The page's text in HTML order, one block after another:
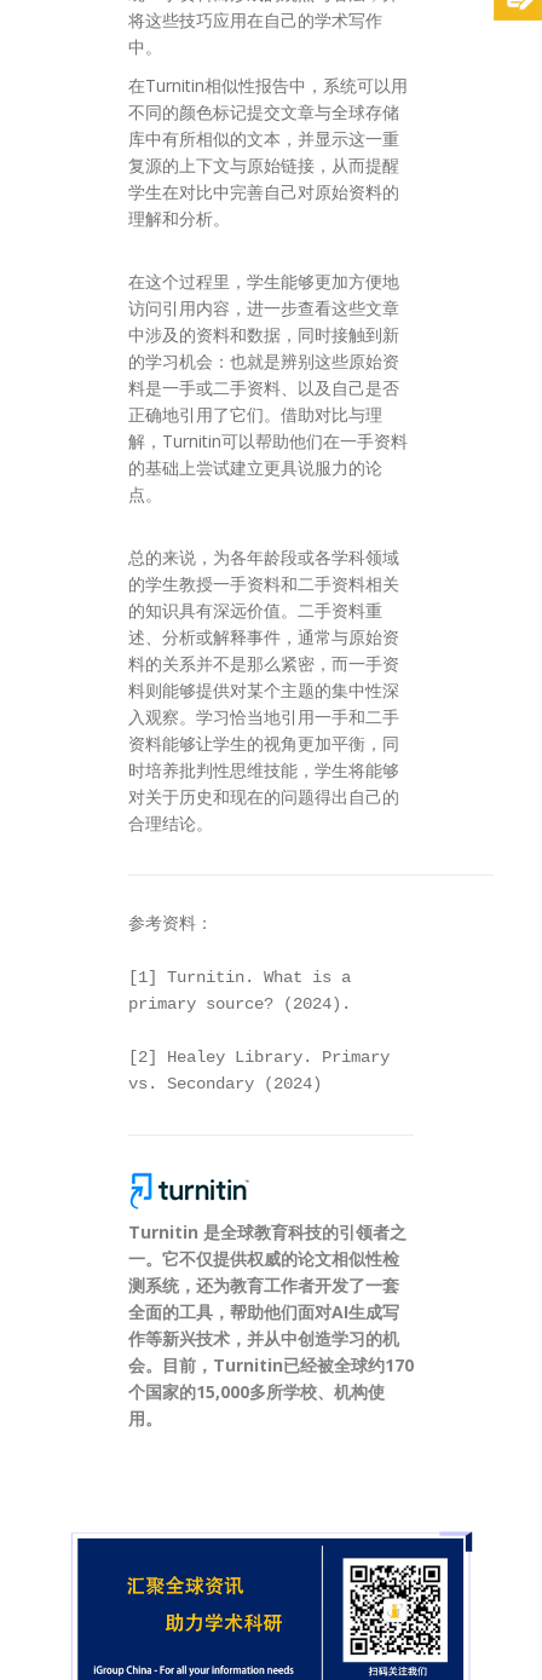
将这些技巧应用在自己的学术写作
中。
在Turnitin相似性报告中，系统可以用
不同的颜色标记提交文章与全球存储
库中有所相似的文本，并显示这一重
复源的上下文与原始链接，从而提醒
学生在对比中完善自己对原始资料的
理解和分析。
在这个过程里，学生能够更加方便地
访问引用内容，进一步查看这些文章
中涉及的资料和数据，同时接触到新
的学习机会：也就是辨别这些原始资
料是一手或二手资料、以及自己是否
正确地引用了它们。借助对比与理
解，Turnitin可以帮助他们在一手资料
的基础上尝试建立更具说服力的论
点。
总的来说，为各年龄段或各学科领域
的学生教授一手资料和二手资料相关
的知识具有深远价值。二手资料重
述、分析或解释事件，通常与原始资
料的关系并不是那么紧密，而一手资
料则能够提供对某个主题的集中性深
入观察。学习恰当地引用一手和二手
资料能够让学生的视角更加平衡，同
时培养批判性思维技能，学生将能够
对关于历史和现在的问题得出自己的
合理结论。
参考资料：
[1] Turnitin. What is a
primary source? (2024).
[2] Healey Library. Primary
vs. Secondary (2024)
Turnitin 是全球教育科技的引领者之
一。它不仅提供权威的论文相似性检
测系统，还为教育工作者开发了一套
全面的工具，帮助他们面对AI生成写
作等新兴技术，并从中创造学习的机
会。目前，Turnitin已经被全球约170
个国家的15,000多所学校、机构使
用。